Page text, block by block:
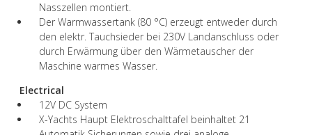
Nasszellen montiert.
Der Warmwassertank (80 °C) erzeugt entweder durch
den elektr. Tauchsieder bei 230V Landanschluss oder
durch Erwärmung über den Wärmetauscher der
Maschine warmes Wasser.
Electrical
12V DC System
X-Yachts Haupt Elektroschalttafel beinhaltet 21